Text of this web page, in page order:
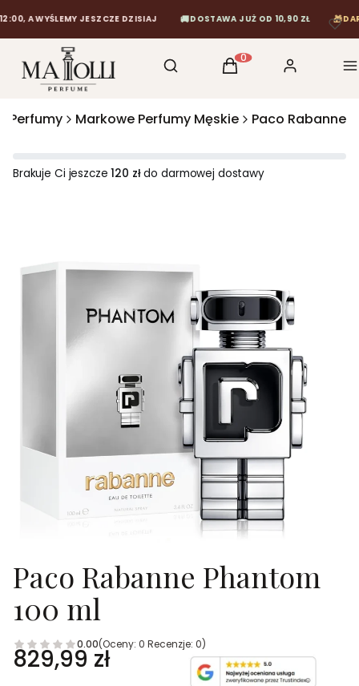
WYŚLEMY JESZCZE DZISIAJ DOSTAWA JUŻ OD 10,90 ZŁ
Otwórz wyszukiwarkę
Szukaj Produkty w koszyku:
Koszyk Zaloguj się
Perfumy Markowe Perfumy Męskie Paco Rabanne
Brakuje Ci jeszcze120 złdo darmowej dostawy
Paco Rabanne Phantom
100 ml
0.00(Oceny: 0 Recenzje: 0)
Cena
829,99 zł